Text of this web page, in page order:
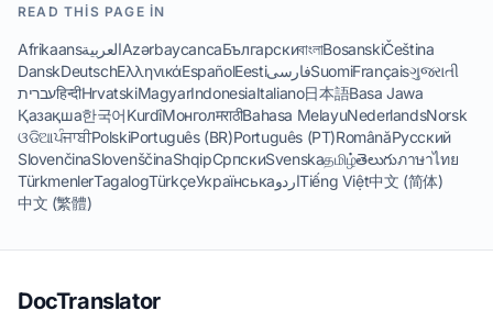
READ THIS PAGE IN
AfrikaansالعربيةAzərbaycancaБългарскиবাংলাBosanskiČeština
DanskDeutschΕλληνικάEspañolEestiفارسیSuomiFrançaisગુજરાતી
עבריתहिन्दीHrvatskiMagyarIndonesiaItaliano日本語Basa Jawa
Қазақша한국어KurdîМонголमराठीBahasa MelayuNederlandsNorsk
ଓଡିଆਪੰਜਾਬੀPolskiPortuguês (BR)Português (PT)RomânăРусский
SlovenčinaSlovenščinaShqipСрпскиSvenskaதமிழ்తెలుగుภาษาไทย
TürkmenlerTagalogTürkçeУкраїнськаاردوTiếng Việt中文 (简体)
中文 (繁體)
DocTranslator